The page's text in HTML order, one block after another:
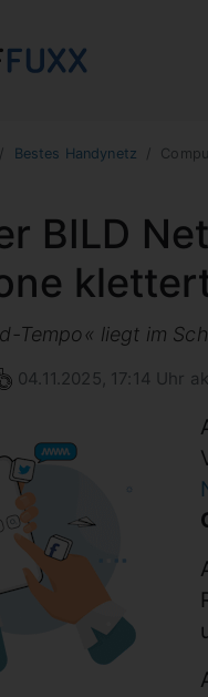
Bestes Handynetz
BILD
Tempo« liegt im
04.11.2025, 17:14 Uhr